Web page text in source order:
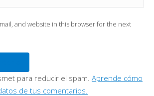
and website in this browser for the next
para reducir el spam. Aprende cómo
de tus comentarios.